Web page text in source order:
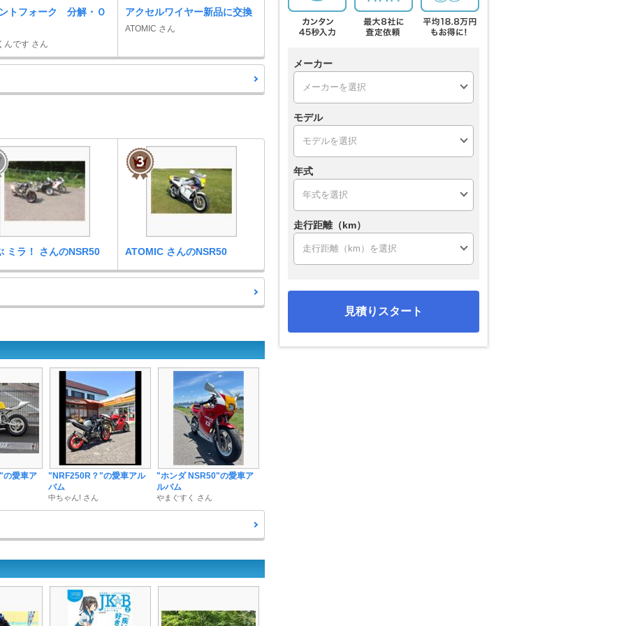
トフォーク 分解・Ｏ
んです さん
アクセルワイヤー新品に交換
ATOMIC さん
ミラ！ さんのNSR50 ATOMIC さんのNSR50
の愛車ア
"NRF250R？"の愛車アル
バム
中ちゃん! さん
"ホンダ NSR50"の愛車ア
ルバム
やまぐすく さん
メーカー
モデル
年式
走行距離（km）
見積りスタート